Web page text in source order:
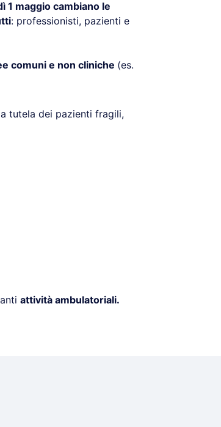
1 maggio cambiano le
: professionisti, pazienti e
comuni e non cliniche (es.
a tutela dei pazienti fragili,
attività ambulatoriali.